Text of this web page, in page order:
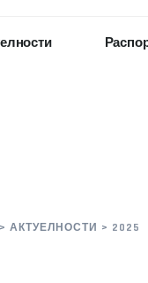
> АКТУЕЛНОСТИ > 2025